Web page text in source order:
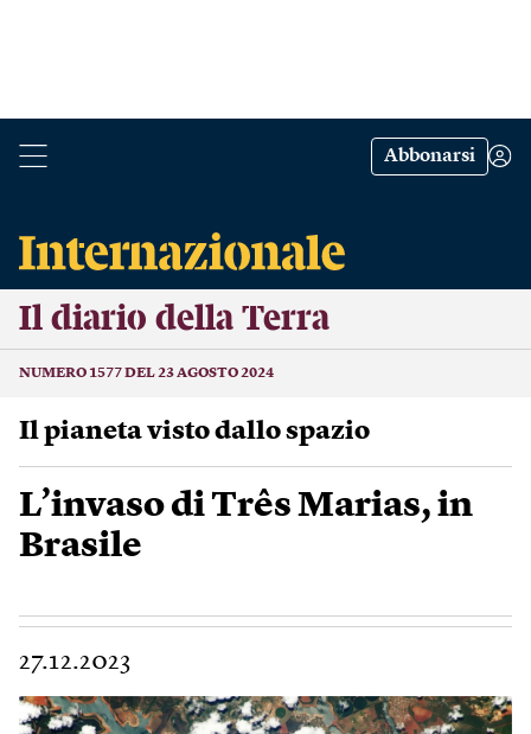
Abbonarsi
Il diario della Terra
NUMERO 1577 DEL 23 AGOSTO 2024
Il pianeta visto dallo spazio
L’invaso di Três Marias, in
Brasile
27.12.2023